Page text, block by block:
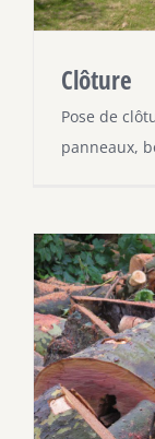
Clôture
Pose de
panneaux,